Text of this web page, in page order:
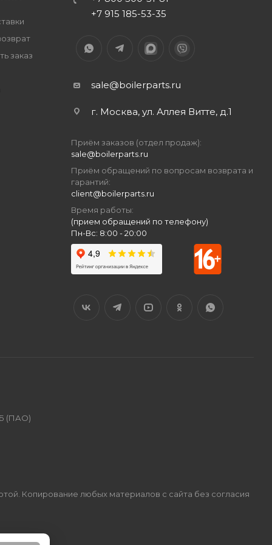
заказ
+7 915 185-53-35
sale@boilerparts.ru
г. Москва, ул. Аллея Витте, д.1
Приём заказов (отдел продаж):
sale@boilerparts.ru
Приём обращений по вопросам возврата и
гарантий:
client@boilerparts.ru
Время работы:
(прием обращений по телефону)
Пн-Вс: 8:00 - 20:00
(ПАО)
Копирование любых материалов с сайта без согласия